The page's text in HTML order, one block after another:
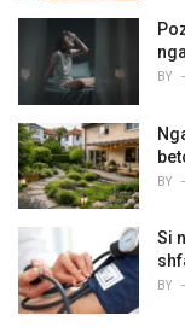
BY
BY
Si
BY